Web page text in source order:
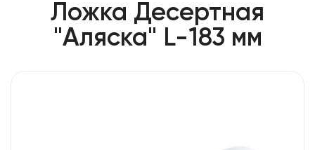
Ложка Десертная
"Аляска" L-183 мм